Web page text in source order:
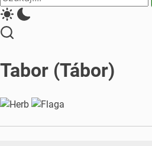
Tabor (Tábor)